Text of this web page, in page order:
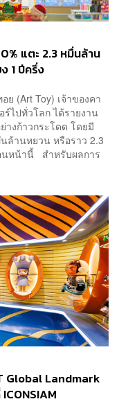
แตะ 2.3 หมื่นล้าน
1 ปีครึ่ง
ย (Art Toy) เจ้าของคา
ร์ไปทั่วโลก ได้รายงาน
างก้าวกระโดด โดยมี
ล้านหยวน หรือราว 2.3
นหน้านี้ สำหรับผลการ
Global Landmark